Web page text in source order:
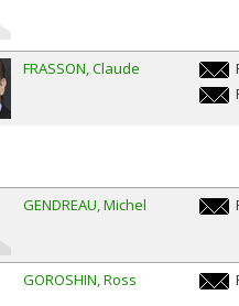
FRASSON Claude
GENDREAU Michel
GOROSHIN Ross